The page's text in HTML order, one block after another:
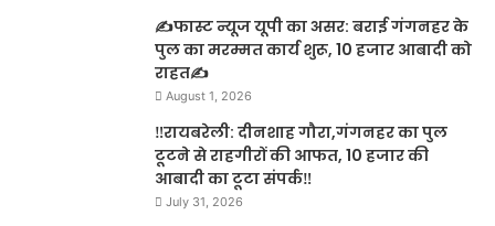
✍️फास्ट न्यूज यूपी का असर: बराई गंगनहर के
पुल का मरम्मत कार्य शुरू, 10 हजार आबादी को
राहत✍️
August 1, 2026
‼️रायबरेली: दीनशाह गौरा,गंगनहर का पुल
टूटने से राहगीरों की आफत, 10 हजार की
आबादी का टूटा संपर्क‼️
July 31, 2026